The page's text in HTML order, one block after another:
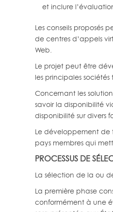
et inclure
Les conseils proposés
de centres d’appels
Web.
Le projet peut être
les principales sociétés
Concernant les
savoir la disponibilité
disponibilité sur divers
Le développement de
pays membres qui
PROCESSUS DE
La sélection de la ou
La première phase
conformément à une